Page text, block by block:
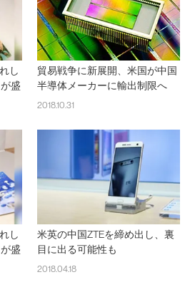
し
盛
貿易戦争に新展開、米国が中国
半導体メーカーに輸出制限へ
2018.10.31
し
盛
米英の中国ZTEを締め出し、裏
目に出る可能性も
2018.04.18